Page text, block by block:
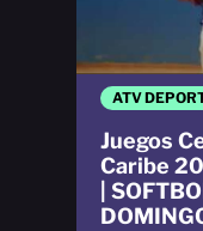
ATV
Juegos
Caribe
|